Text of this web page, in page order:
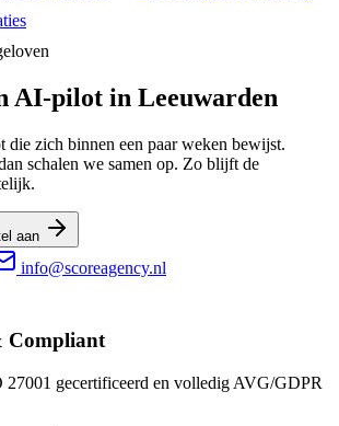
AI-pilot in Leeuwarden
die zich binnen een paar weken bewijst.
schalen we samen op. Zo blijft de
aan
info@scoreagency.nl
Compliant
27001 gecertificeerd en volledig AVG/GDPR